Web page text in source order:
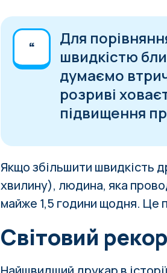
Для
швидкістю
думаємо
розриві
підвищення
Якщо збільшити швидкість
хвилину), людина, яка
майже 1,5 години щодня. Це
Світовий